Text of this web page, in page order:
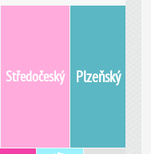
Středočeský Plzeňský